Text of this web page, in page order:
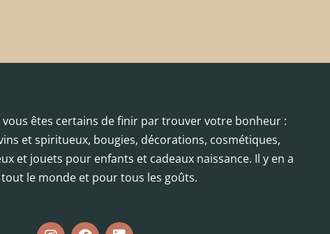
vous êtes certains de finir par trouver votre bonheur :
et spiritueux, bougies, décorations, cosmétiques,
et jouets pour enfants et cadeaux naissance. Il y en a
le monde et pour tous les goûts.